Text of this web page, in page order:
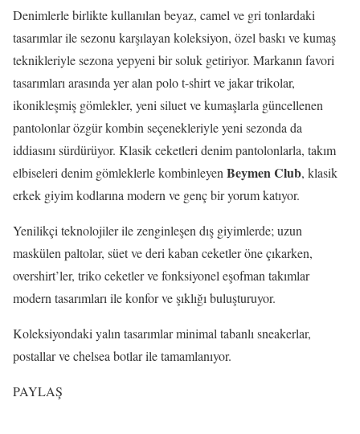
Denimlerle birlikte kullanılan beyaz, camel ve gri tonlardaki
tasarımlar ile sezonu karşılayan koleksiyon, özel baskı ve kumaş
teknikleriyle sezona yepyeni bir soluk getiriyor. Markanın favori
tasarımları arasında yer alan polo t-shirt ve jakar trikolar,
ikonikleşmiş gömlekler, yeni siluet ve kumaşlarla güncellenen
pantolonlar özgür kombin seçenekleriyle yeni sezonda da
iddiasını sürdürüyor. Klasik ceketleri denim pantolonlarla, takım
elbiseleri denim gömleklerle kombinleyen Beymen Club, klasik
erkek giyim kodlarına modern ve genç bir yorum katıyor.
Yenilikçi teknolojiler ile zenginleşen dış giyimlerde; uzun
maskülen paltolar, süet ve deri kaban ceketler öne çıkarken,
overshirt’ler, triko ceketler ve fonksiyonel eşofman takımlar
modern tasarımları ile konfor ve şıklığı buluşturuyor.
Koleksiyondaki yalın tasarımlar minimal tabanlı sneakerlar,
postallar ve chelsea botlar ile tamamlanıyor.
PAYLAŞ